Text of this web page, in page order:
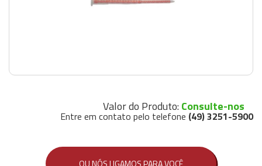
Valor do Produto: Consulte-nos
Entre em contato pelo telefone (49) 3251-5900
OU NÓS LIGAMOS PARA VOCÊ